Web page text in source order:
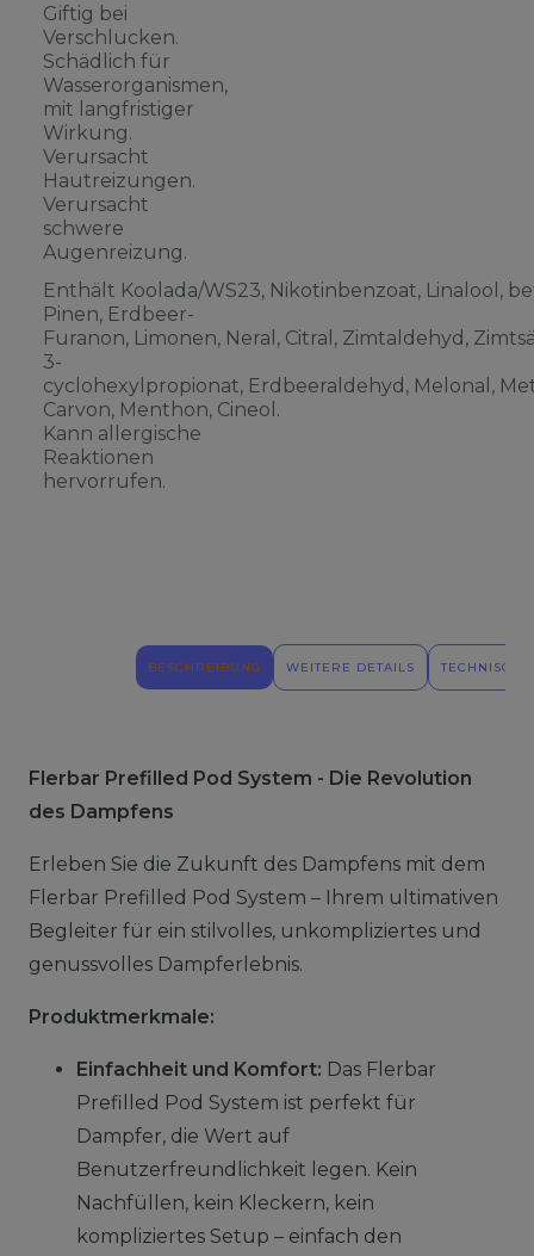
Giftig bei
Verschlucken.
Schädlich für
Wasserorganismen,
mit langfristiger
Wirkung.
Verursacht
Hautreizungen.
Verursacht
schwere
Augenreizung.
Enthält Koolada/WS23, Nikotinbenzoat, Linalool,
Pinen, Erdbeer-
Furanon, Limonen, Neral, Citral, Zimtaldehyd,
3-
cyclohexylpropionat, Erdbeeraldehyd, Melonal,
Carvon, Menthon, Cineol.
Kann allergische
Reaktionen
hervorrufen.
BESCHREIBUNG WEITERE DETAILS
Flerbar Prefilled Pod System - Die Revolution
des Dampfens
Erleben Sie die Zukunft des Dampfens mit dem
Flerbar Prefilled Pod System – Ihrem ultimativen
Begleiter für ein stilvolles, unkompliziertes und
genussvolles Dampferlebnis.
Produktmerkmale:
Einfachheit und Komfort: Das Flerbar
Prefilled Pod System ist perfekt für
Dampfer, die Wert auf
Benutzerfreundlichkeit legen. Kein
Nachfüllen, kein Kleckern, kein
kompliziertes Setup – einfach den